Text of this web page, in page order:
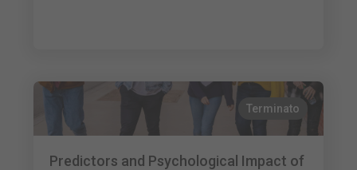
Terminato
Predictors and Psychological Impact of